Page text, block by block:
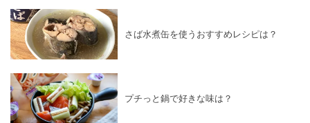
さば水煮缶を使うおすすめレシピは？
プチっと鍋で好きな味は？